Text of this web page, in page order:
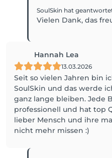
SoulSkin hat
Vielen Dank, das
Hannah Lea
13.03.2026
Seit so vielen Jahren bin
SoulSkin und das werde
ganz lange bleiben. Jede
professionell und hat top
lieber Mensch und ihre
nicht mehr missen :)